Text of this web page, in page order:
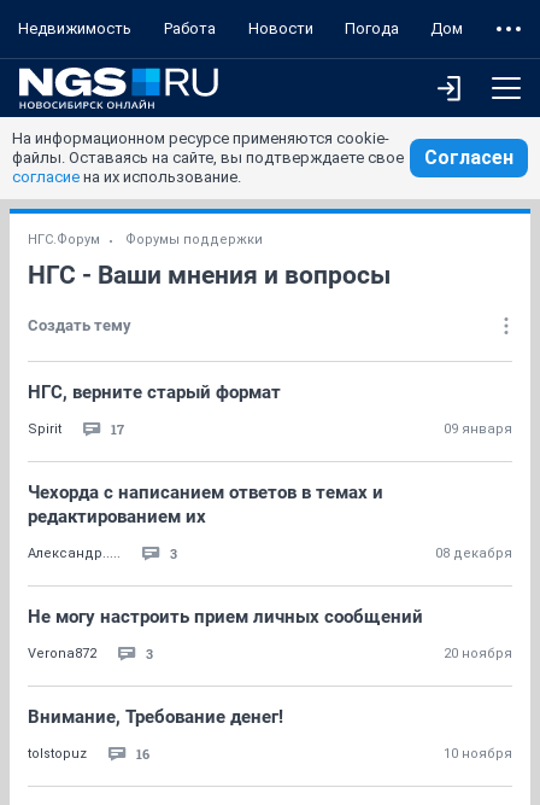
Недвижимость Работа Новости Погода Дом
На информационном ресурсе применяются cookie-
файлы. Оставаясь на сайте, вы подтверждаете свое
согласие на их использование.
Согласен
НГС.Форум Форумы поддержки
НГС - Ваши мнения и вопросы
Создать тему
НГС, верните старый формат
Spirit 17 09 января
Чехорда с написанием ответов в темах и
редактированием их
Александр..... 3 08 декабря
Не могу настроить прием личных сообщений
Verona872 3 20 ноября
Внимание, Требование денег!
tolstopuz 16 10 ноября